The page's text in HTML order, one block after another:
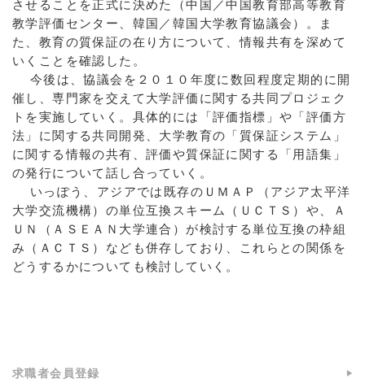
させることを正式に決めた（中国／中国教育部高等教育
教学評価センター、韓国／韓国大学教育協議会）。ま
た、教育の質保証の在り方について、情報共有を深めて
いくことを確認した。
今後は、協議会を２０１０年度に数回程度定期的に開
催し、専門家を交えて大学評価に関する共同プロジェク
トを実施していく。具体的には「評価指標」や「評価方
法」に関する共同開発、大学教育の「質保証システム」
に関する情報の共有、評価や質保証に関する「用語集」
の発行について話し合っていく。
いっぽう、アジアでは既存のＵＭＡＰ（アジア太平洋
大学交流機構）の単位互換スキーム（ＵＣＴＳ）や、Ａ
ＵＮ（ＡＳＥＡＮ大学連合）が検討する単位互換の枠組
み（ＡＣＴＳ）なども併存しており、これらとの関係を
どうするかについても検討していく。
求職者会員登録